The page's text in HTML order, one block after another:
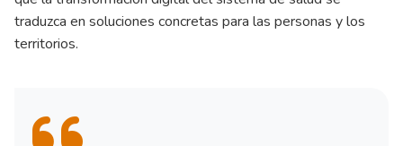
traduzca en soluciones concretas para las personas y los
territorios.